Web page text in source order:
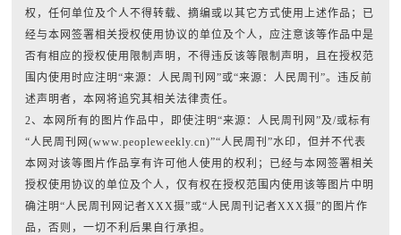
权，任何单位及个人不得转载、摘编或以其它方式使用上述作品；已
经与本网签署相关授权使用协议的单位及个人，应注意该等作品中是
否有相应的授权使用限制声明，不得违反该等限制声明，且在授权范
围内使用时应注明“来源：人民周刊网”或“来源：人民周刊”。违反前
述声明者，本网将追究其相关法律责任。
2、本网所有的图片作品中，即使注明“来源：人民周刊网”及/或标有
“人民周刊网(www.peopleweekly.cn)”“人民周刊”水印，但并不代表
本网对该等图片作品享有许可他人使用的权利；已经与本网签署相关
授权使用协议的单位及个人，仅有权在授权范围内使用该等图片中明
确注明“人民周刊网记者XXX摄”或“人民周刊记者XXX摄”的图片作
品，否则，一切不利后果自行承担。